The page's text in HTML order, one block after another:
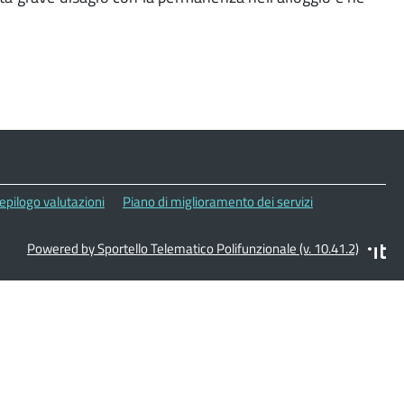
valutazioni
Piano di miglioramento dei servizi
Powered by Sportello Telematico Polifunzionale (v. 10.41.2)